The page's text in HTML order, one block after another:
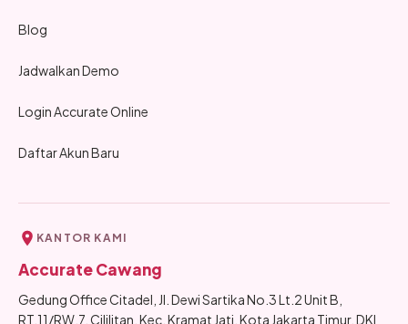
Blog
Jadwalkan Demo
Login Accurate Online
Daftar Akun Baru
KANTOR KAMI
Accurate Cawang
Gedung Office Citadel, Jl. Dewi Sartika No.3 Lt.2 Unit B,
RT.11/RW.7, Cililitan, Kec. Kramat Jati, Kota Jakarta Timur, DKI